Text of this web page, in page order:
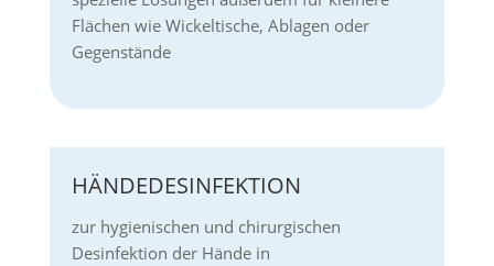
Flächen wie Wickeltische, Ablagen oder
Gegenstände
HÄNDEDESINFEKTION
zur hygienischen und chirurgischen
Desinfektion der Hände in